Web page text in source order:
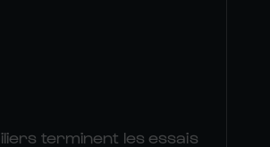
terminent les essais